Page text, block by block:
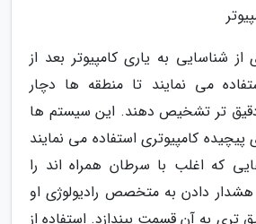
شناسایی به یاری کامپیوتر بعد از
می نمایند تا منطقه ها دچار
تر تشخیص دهند. این سیستم ها
پیچیده کامپیوتری استفاده می نمایند
که اغلب با سرطان همراه اند را
دادن به متخصص رادیولوژی او
تری به آن قسمت بیندازد. استفاده از